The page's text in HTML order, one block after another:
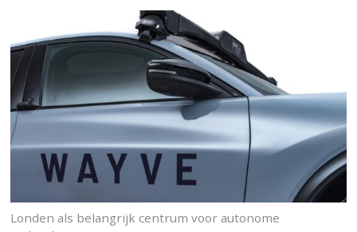
Londen als belangrijk centrum voor autonome